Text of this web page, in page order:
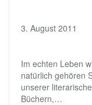
3. August 2011
Im echten Leben
natürlich gehören
unserer
Büchern,…